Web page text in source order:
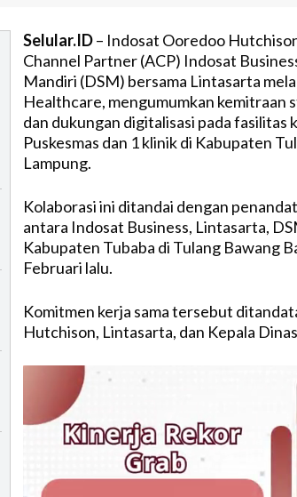
Selular.ID– Indosat Ooredoo
Channel Partner (ACP) Indosat
Mandiri (DSM) bersama Lintasarta
Healthcare, mengumumkan kemitraan
dan dukungan digitalisasi pada fasilitas
Puskesmas dan 1 klinik di Kabupaten
Lampung.
Kolaborasi ini ditandai dengan
antara Indosat Business, Lintasarta,
Kabupaten Tubaba di Tulang Bawang
Februari lalu.
Komitmen kerja sama tersebut
Hutchison, Lintasarta, dan Kepala